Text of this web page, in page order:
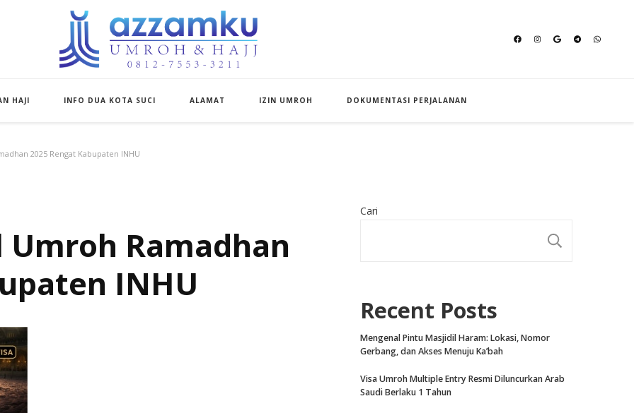
HAJI INFO DUA KOTA SUCI ALAMAT IZIN UMROH DOKUMENTASI PERJALANAN
2025 Rengat Kabupaten INHU
Umroh Ramadhan
INHU
Cari
Recent Posts
Mengenal Pintu Masjidil Haram: Lokasi, Nomor
Gerbang, dan Akses Menuju Ka’bah
Visa Umroh Multiple Entry Resmi Diluncurkan Arab
Saudi Berlaku 1 Tahun